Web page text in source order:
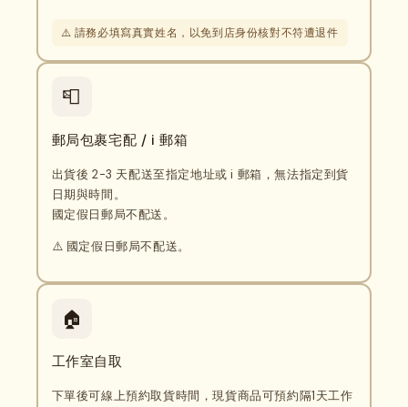
⚠️ 請務必填寫真實姓名，以免到店身份核對不符遭退件
📮
郵局包裹宅配 / i 郵箱
出貨後 2-3 天配送至指定地址或 i 郵箱，無法指定到貨
日期與時間。
國定假日郵局不配送。
⚠️ 國定假日郵局不配送。
🏠
工作室自取
下單後可線上預約取貨時間，現貨商品可預約隔1天工作